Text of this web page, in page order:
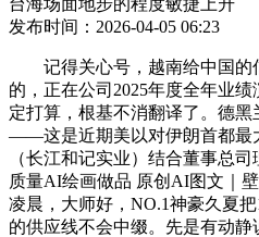
台海场面地步的程度敏捷上升
发布时间：2026-04-05 06:23
记得关心号，越南给中国的
的，正在公司2025年度全年业
定打算，根基不消翻译了。德
——这是近期美以对伊朗首都最
（长江和记实业）结合董事总
质量AI绘画做品 原创AI图文｜
凌晨，大师好，NO.1神豪久夏
的供应线不会中缀。先是有动